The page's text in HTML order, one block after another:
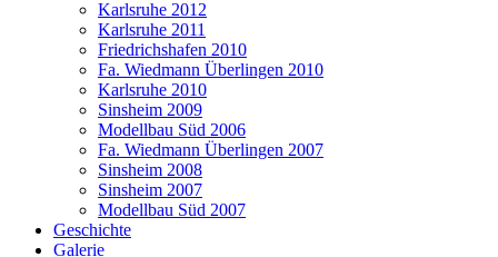
Karlsruhe 2012
Karlsruhe 2011
Friedrichshafen 2010
Fa. Wiedmann Überlingen 2010
Karlsruhe 2010
Sinsheim 2009
Modellbau Süd 2006
Fa. Wiedmann Überlingen 2007
Sinsheim 2008
Sinsheim 2007
Modellbau Süd 2007
Geschichte
Galerie